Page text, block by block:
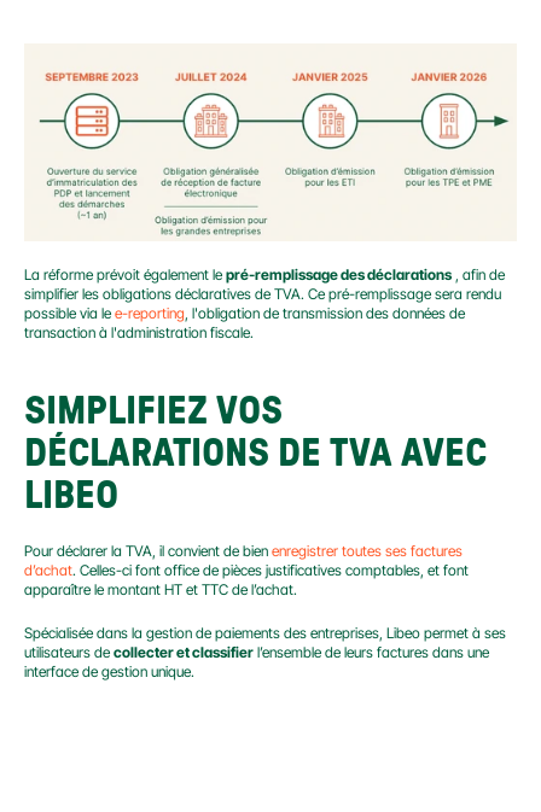
La réforme prévoit également le pré-remplissage des déclarations , afin de
simplifier les obligations déclaratives de TVA. Ce pré-remplissage sera rendu
possible via le e-reporting, l'obligation de transmission des données de
transaction à l'administration fiscale.
SIMPLIFIEZ VOS
DÉCLARATIONS DE TVA AVEC
LIBEO
Pour déclarer la TVA, il convient de bien enregistrer toutes ses factures
d’achat. Celles-ci font office de pièces justificatives comptables, et font
apparaître le montant HT et TTC de l’achat.
Spécialisée dans la gestion de paiements des entreprises, Libeo permet à ses
utilisateurs de collecter et classifier l’ensemble de leurs factures dans une
interface de gestion unique.